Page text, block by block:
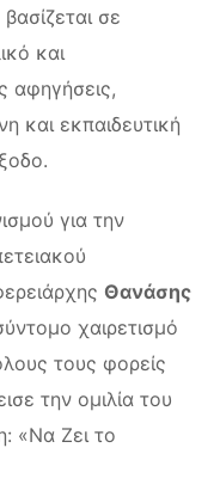
σε
και
αφηγήσεις,
και εκπαιδευτική
για την
Θανάσης
χαιρετισμό
τους φορείς
την ομιλία του
«Να Ζει το